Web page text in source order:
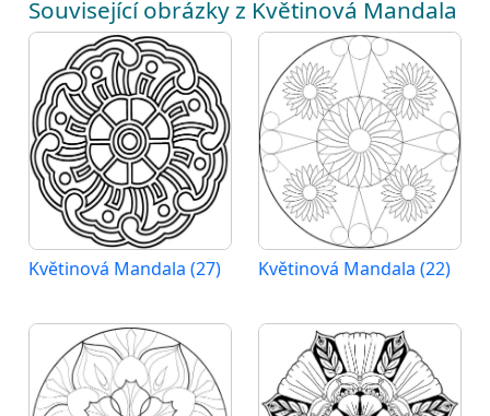
Související obrázky z Květinová Mandala
Květinová Mandala (27) Květinová Mandala (22)